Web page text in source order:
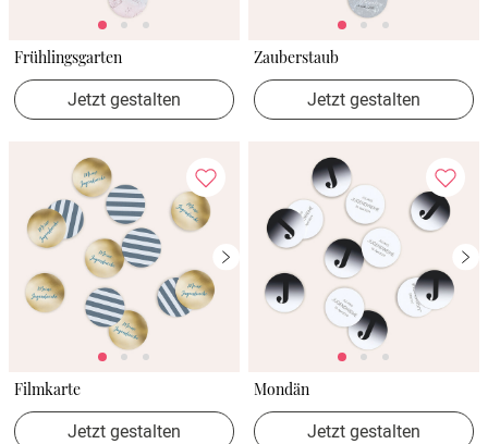
Frühlingsgarten
Jetzt gestalten
Zauberstaub
Jetzt gestalten
Filmkarte
Jetzt gestalten
Mondän
Jetzt gestalten